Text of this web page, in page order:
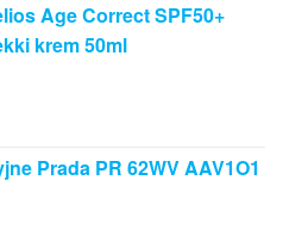
Age Correct SPF50+
krem 50ml
Prada PR 62WV AAV1O1